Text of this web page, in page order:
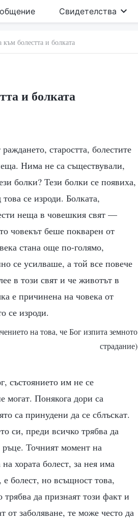
Свидетелства
болестта и болката
и болката
старостта, болестите
Нима не са съществували,
болки? Тези болки се появиха,
се изроди. Болката,
неща в човешкия свят —
човекът беше покварен от
стана още по-голямо,
се усилваше, а той все повече
в този свят и че животът в
е причинена на човека от
се изроди.
на това, че Бог изпита земното
страдание)
състоянието им не се
могат. Понякога дори са
са принудени да се сблъскат.
си, преди всичко трябва да
Точният момент на
хората болест, за нея има
болест, но всъщност това,
да признаят този факт и
от заболяване, те може често да